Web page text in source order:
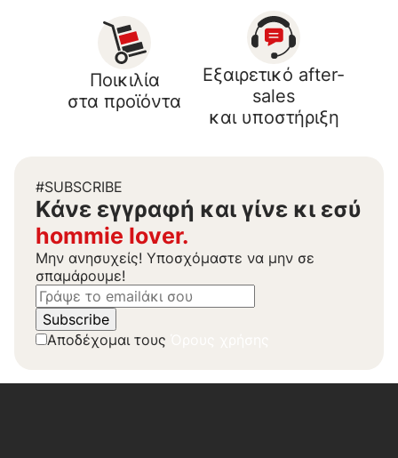
Ποικιλία
στα προϊόντα
Εξαιρετικό after-
sales
και υποστήριξη
#SUBSCRIBE
Kάνε εγγραφή και γίνε κι εσύ
hommie lover.
Μην ανησυχείς! Υποσχόμαστε να μην σε
σπαμάρουμε!
Αποδέχομαι τους